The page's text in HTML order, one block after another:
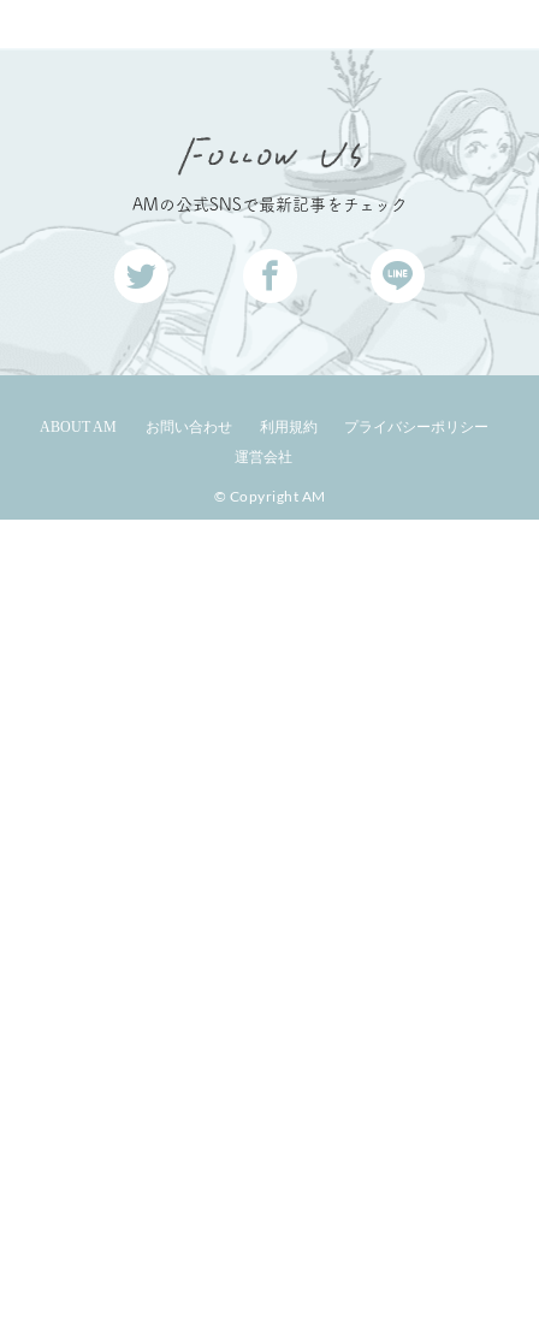
AMの公式SNSで最新記事をチェック
ABOUT AM お問い合わせ 利用規約
プライバシーポリシー
運営会社
© Copyright AM